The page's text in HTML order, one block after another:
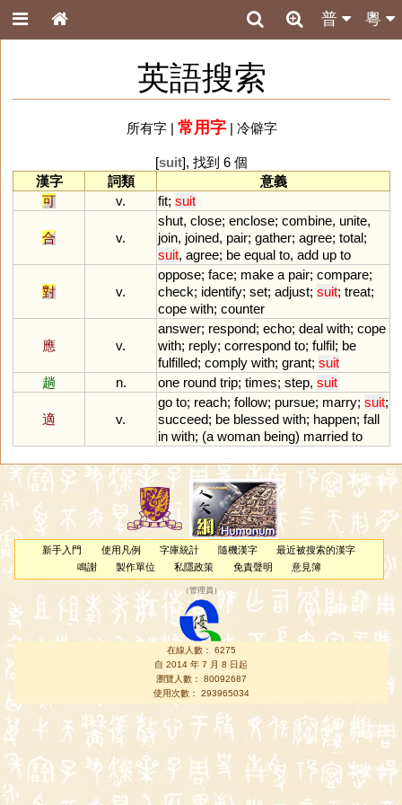
粵
普
英語搜索
所有字| 常用字| 冷僻字
[suit], 找到 6 個
漢字
詞類
意義
可
v. fit; suit
合 v.
shut, close; enclose; combine, unite,
join, joined, pair; gather; agree; total;
suit, agree; be equal to, add up to
對 v.
oppose; face; make a pair; compare;
check; identify; set; adjust; suit; treat;
cope with; counter
應 v.
answer; respond; echo; deal with; cope
with; reply; correspond to; fulfil; be
fulfilled; comply with; grant; suit
趟
n. one round trip; times; step, suit
適 v.
go to; reach; follow; pursue; marry; suit;
succeed; be blessed with; happen; fall
in with; (a woman being) married to
新手入門 使用凡例 字庫統計 隨機漢字
最近被搜索的漢字
鳴謝
製作單位 私隱政策 免責聲明 意見簿
（管理員 ）
在線人數： 6275
自 2014 年 7 月 8 日起
瀏覽人數： 80092687
使用次數： 293965034